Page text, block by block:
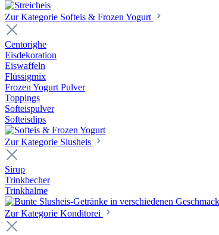
Zur Kategorie Softeis & Frozen Yogurt
Centorighe
Eisdekoration
Eiswaffeln
Flüssigmix
Frozen Yogurt Pulver
Toppings
Softeispulver
Softeisdips
Zur Kategorie Slusheis
Sirup
Trinkbecher
Trinkhalme
Zur Kategorie Konditorei